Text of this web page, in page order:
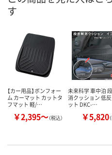
す
【カー用品】ボンフォー
ム カーマット カットタ
フマット 軽/…
￥2,395～（税込）
未来科学 車中泊
消クッション 低
ット DKC-…
￥5,820